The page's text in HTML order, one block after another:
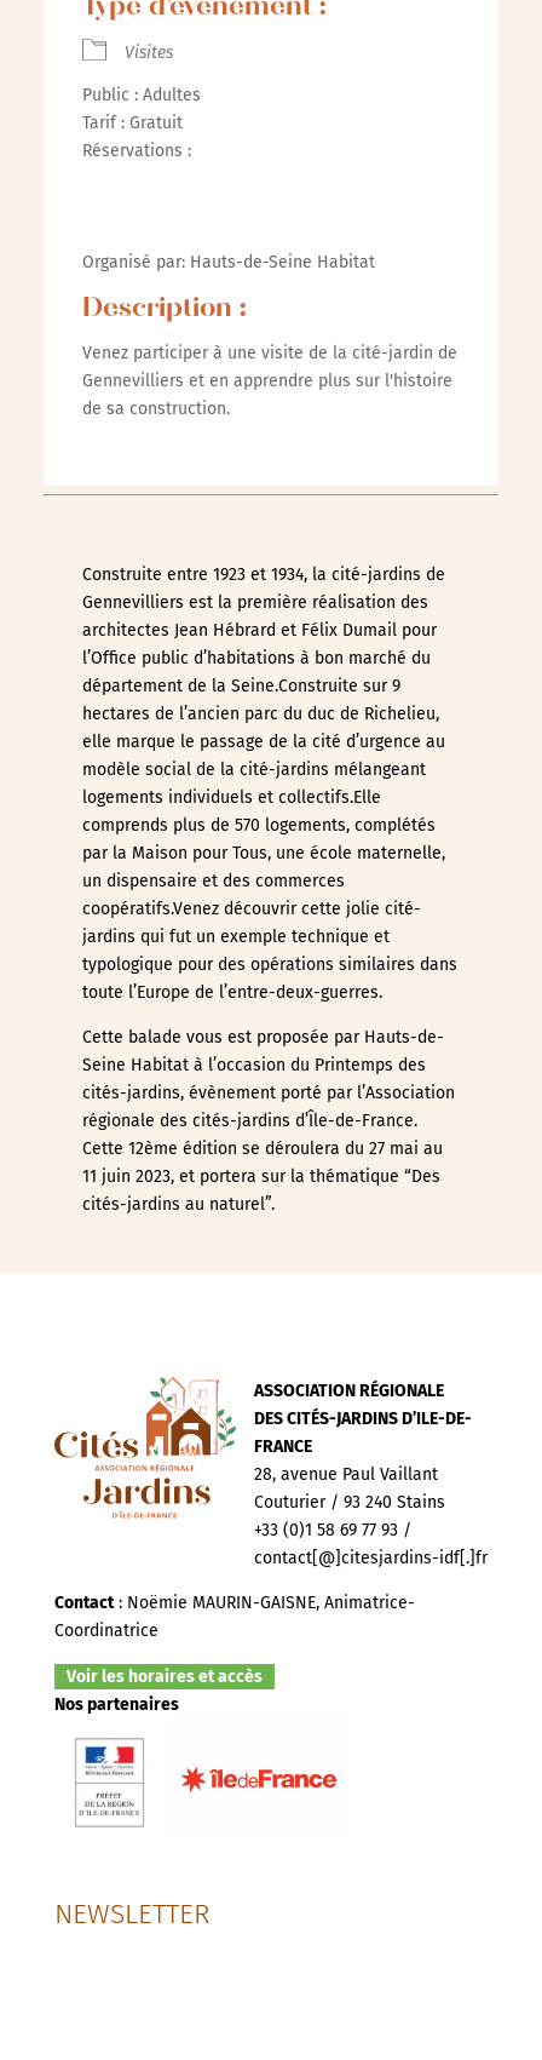
Type d’évènement :
Visites
Public : Adultes
Tarif : Gratuit
Réservations :
Organisé par: Hauts-de-Seine Habitat
Description :
Venez participer à une visite de la cité-jardin de
Gennevilliers et en apprendre plus sur l'histoire
de sa construction.
Construite entre 1923 et 1934, la cité-jardins de
Gennevilliers est la première réalisation des
architectes Jean Hébrard et Félix Dumail pour
l’Office public d’habitations à bon marché du
département de la Seine.Construite sur 9
hectares de l’ancien parc du duc de Richelieu,
elle marque le passage de la cité d’urgence au
modèle social de la cité-jardins mélangeant
logements individuels et collectifs.Elle
comprends plus de 570 logements, complétés
par la Maison pour Tous, une école maternelle,
un dispensaire et des commerces
coopératifs.Venez découvrir cette jolie cité-
jardins qui fut un exemple technique et
typologique pour des opérations similaires dans
toute l’Europe de l’entre-deux-guerres.
Cette balade vous est proposée par Hauts-de-
Seine Habitat à l’occasion du Printemps des
cités-jardins, évènement porté par l’Association
régionale des cités-jardins d’Île-de-France.
Cette 12ème édition se déroulera du 27 mai au
11 juin 2023, et portera sur la thématique “Des
cités-jardins au naturel”.
ASSOCIATION RÉGIONALE
DES CITÉS-JARDINS D’ILE-DE-
FRANCE
28, avenue Paul Vaillant
Couturier / 93 240 Stains
+33 (0)1 58 69 77 93 /
contact[@]citesjardins-idf[.]fr
Contact: Noëmie MAURIN-GAISNE, Animatrice-
Coordinatrice
Voir les horaires et accès
Nos partenaires
NEWSLETTER